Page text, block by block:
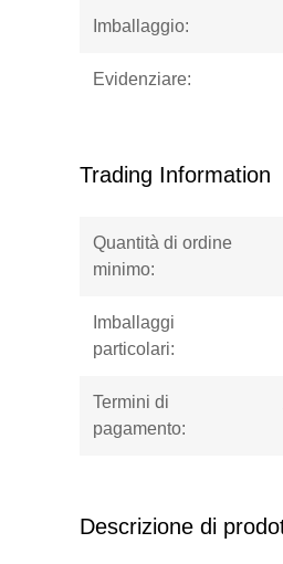
Imballaggio:
Evidenziare:
Trading Information
Quantità di ordine
minimo:
Imballaggi
particolari:
Termini di
pagamento:
Descrizione di